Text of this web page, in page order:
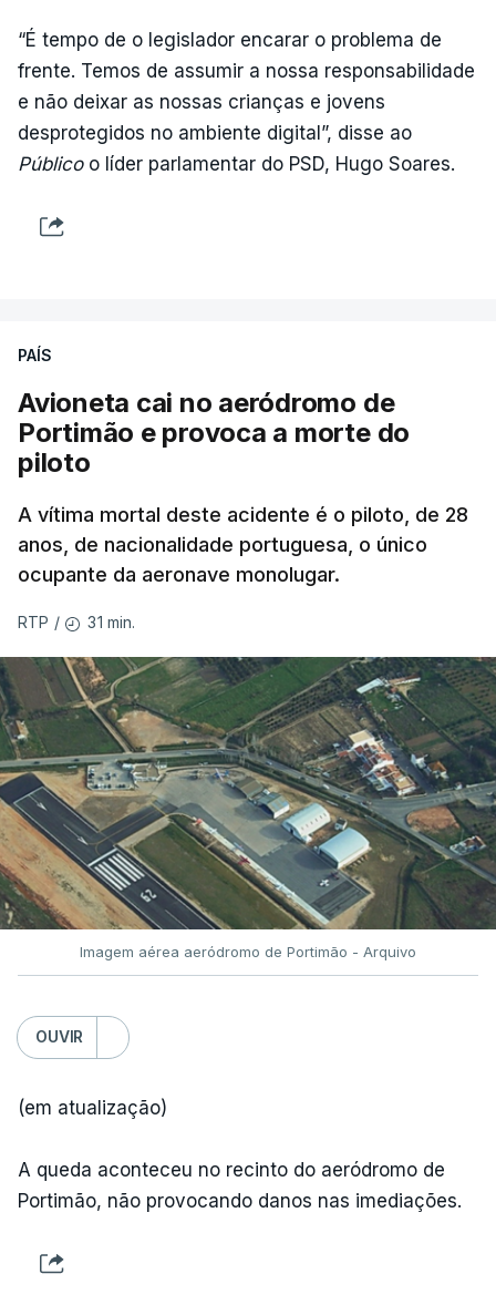
“É tempo de o legislador encarar o problema de
frente. Temos de assumir a nossa responsabilidade
e não deixar as nossas crianças e jovens
desprotegidos no ambiente digital”, disse ao
Público o líder parlamentar do PSD, Hugo Soares.
PAÍS
Avioneta cai no aeródromo de
Portimão e provoca a morte do
piloto
A vítima mortal deste acidente é o piloto, de 28
anos, de nacionalidade portuguesa, o único
ocupante da aeronave monolugar.
RTP / 31 min.
Imagem aérea aeródromo de Portimão - Arquivo
OUVIR
(em atualização)
A queda aconteceu no recinto do aeródromo de
Portimão, não provocando danos nas imediações.